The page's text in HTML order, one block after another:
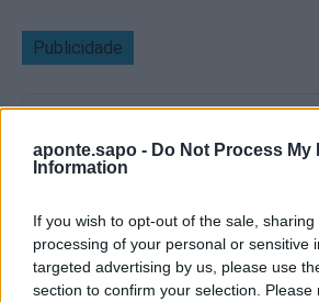
aponte.sapo - Do Not Process My
Information
If you wish to opt-out of the sale,
processing of your personal or sensitive
targeted advertising by us, please use
section to confirm your selection.
Publicidade